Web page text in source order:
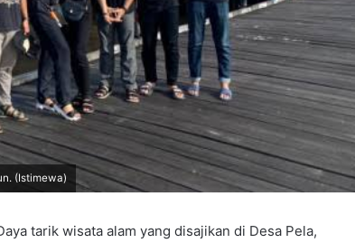
(Istimewa)
tarik wisata alam yang disajikan di Desa Pela,